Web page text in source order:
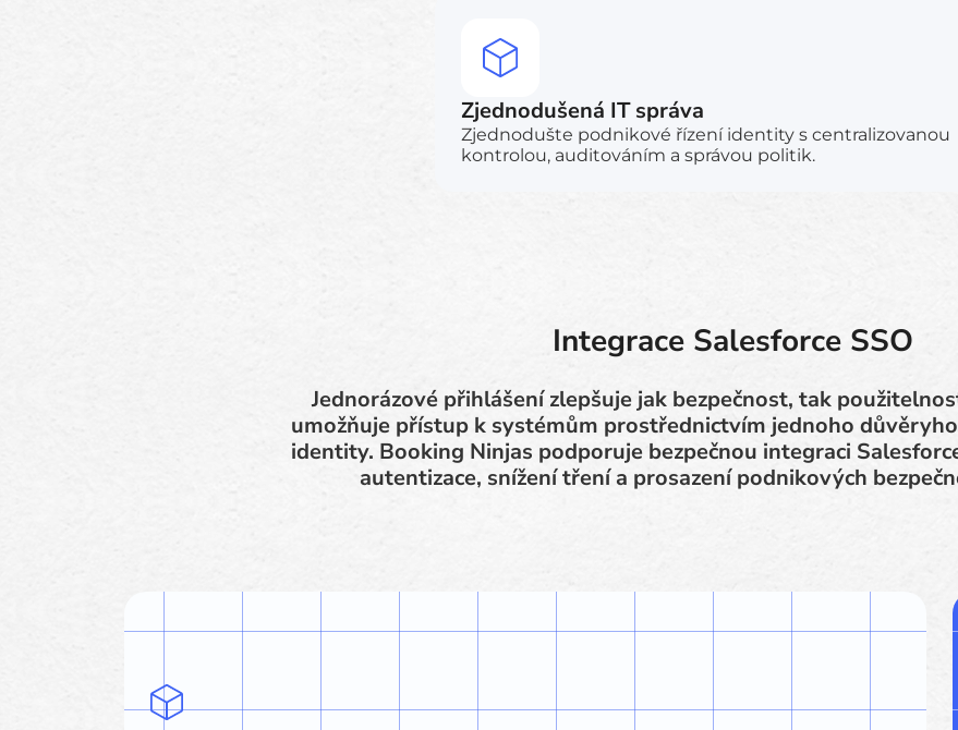
Zjednodušená IT správa
Zjednodušte podnikové řízení identity s centralizovanou
kontrolou, auditováním a správou politik.
Integrace Salesforce SSO
Jednorázové přihlášení zlepšuje jak bezpečnost, tak
umožňuje přístup k systémům prostřednictvím jednoho
identity. Booking Ninjas podporuje bezpečnou integraci
autentizace, snížení tření a prosazení podnikových